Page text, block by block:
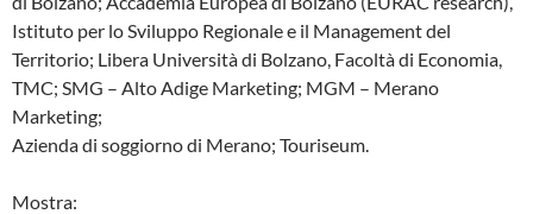
Istituto per lo Sviluppo Regionale e il Management del
Territorio; Libera Università di Bolzano, Facoltà di Economia,
TMC; SMG – Alto Adige Marketing; MGM – Merano
Marketing;
Azienda di soggiorno di Merano; Touriseum.
Mostra: